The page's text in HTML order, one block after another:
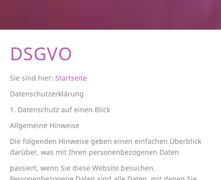
DSGVO
Sie sind hier: Startseite
Datenschutzerklärung
1. Datenschutz auf einen Blick
Allgemeine Hinweise
Die folgenden Hinweise geben einen einfachen Überblick
darüber, was mit Ihren personenbezogenen Daten
passiert, wenn Sie diese Website besuchen.